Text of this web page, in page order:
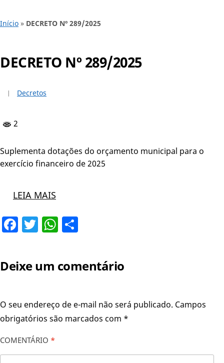
Início » DECRETO Nº 289/2025
DECRETO Nº 289/2025
Decretos
2
Suplementa dotações do orçamento municipal para o
exercício financeiro de 2025
LEIA MAIS
Facebook
TwitterWhatsApp
Deixe um comentário
O seu endereço de e-mail não será publicado. Campos
obrigatórios são marcados com *
COMENTÁRIO *